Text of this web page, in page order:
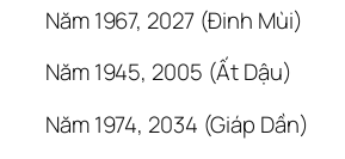
Năm 1967, 2027 (Đinh Mùi)
Năm 1945, 2005 (Ất Dậu)
Năm 1974, 2034 (Giáp Dần)